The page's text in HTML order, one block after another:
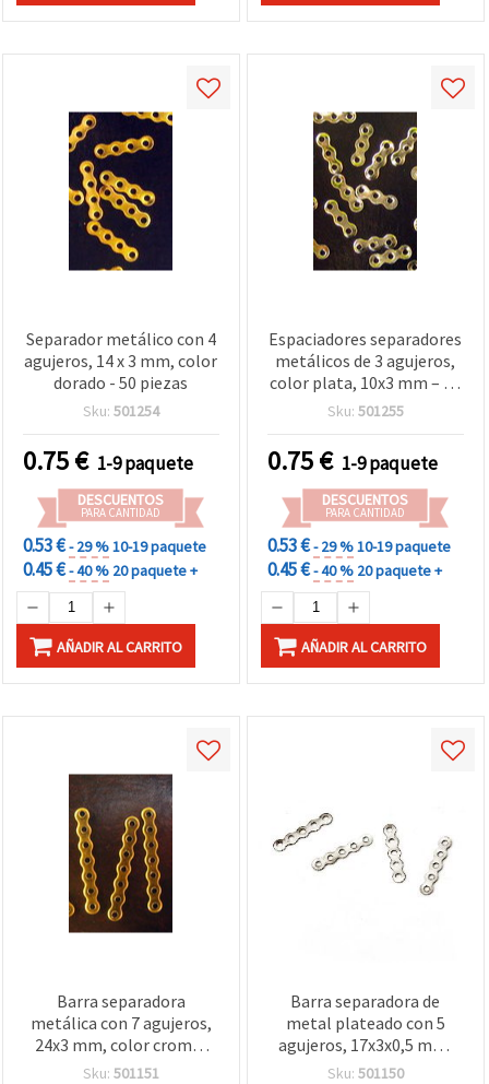
Separador metálico con 4
agujeros, 14 x 3 mm, color
dorado - 50 piezas
Sku: 501254
0.75€ 1-9 paquete
DESCUENTOS
PARA CANTIDAD
0.53 €- 29 %10-19 paquete
0.45 €- 40 % 20 paquete +
AÑADIR AL CARRITO
Espaciadores separadores
metálicos de 3 agujeros,
color plata, 10x3 mm – 50
uds., perfectos para
Sku: 501255
0.75€ 1-9 paquete
DESCUENTOS
PARA CANTIDAD
0.53 €- 29 %10-19 paquete
0.45 €- 40 % 20 paquete +
AÑADIR AL CARRITO
Barra separadora
metálica con 7 agujeros,
24x3 mm, color cromo,
pack de 50 uds
Sku: 501151
Barra separadora de
metal plateado con 5
agujeros, 17x3x0,5 mm,
agujero: 1 mm, pack de 50
Sku: 501150